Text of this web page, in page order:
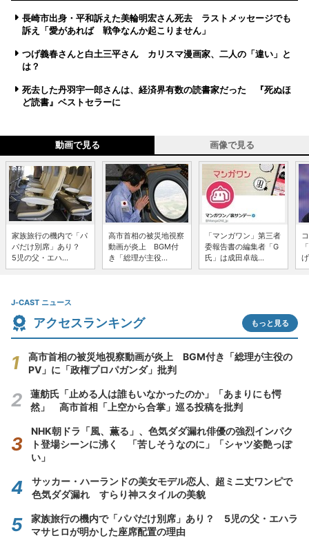
長崎市出身・平和訴えた美輪明宏さん死去 ラストメッセージでも
訴え「愛があれば 戦争なんか起こりません」
つげ義春さんと白土三平さん カリスマ漫画家、二人の「違い」と
は？
死去した丹羽宇一郎さんは、経済界有数の読書家だった 『死ぬほ
ど読書』ベストセラーに
動画で見る 画像で見る
家族旅行の機内で「パ
パだけ別席」あり？
5児の父・エハ...
高市首相の被災地視察
動画が炎上 BGM付
き「総理が主役...
「マンガワン」第三者
委報告書の編集者「G
氏」は成田卓哉...
J-CAST ニュース
アクセスランキング もっと見る
高市首相の被災地視察動画が炎上 BGM付き「総理が主役の
PV」に「政権プロパガンダ」批判
蓮舫氏「止める人は誰もいなかったのか」「あまりにも愕
然」 高市首相「上空から合掌」巡る投稿を批判
NHK朝ドラ「風、薫る」、色気ダダ漏れ俳優の強烈インパク
ト登場シーンに沸く 「苦しそうなのに」「シャツ姿艶っぽ
い」
サッカー・ハーランドの美女モデル恋人、超ミニ丈ワンピで
色気ダダ漏れ すらり神スタイルの美貌
家族旅行の機内で「パパだけ別席」あり？ 5児の父・エハラ
マサヒロが明かした座席配置の理由